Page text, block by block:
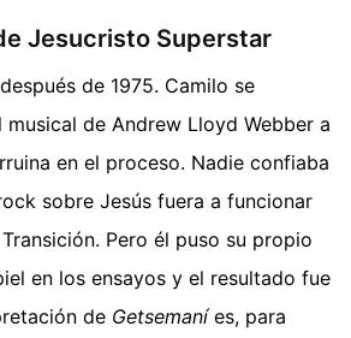
Jesucristo Superstar
de 1975. Camilo se
de Andrew Lloyd Webber a
en el proceso. Nadie confiaba
sobre Jesús fuera a funcionar
Pero él puso su propio
en los ensayos y el resultado fue
de Getsemaníes, para